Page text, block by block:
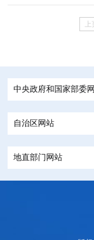
中央政府和国家部委
自治区网站
地直部门网站